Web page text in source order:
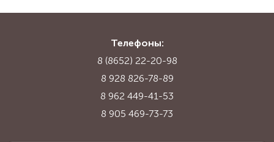
Телефоны:
8 (8652) 22-20-98
8 928 826-78-89
8 962 449-41-53
8 905 469-73-73